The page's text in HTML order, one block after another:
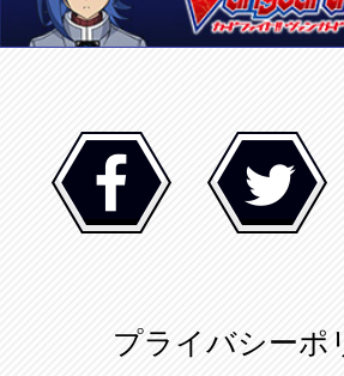
プライバシーポ